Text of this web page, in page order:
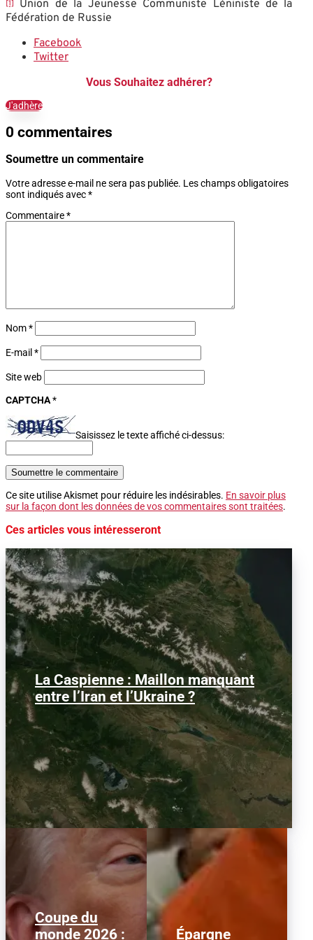
[1]
Union de la Jeunesse Communiste Léniniste de la
Fédération de Russie
Facebook
Twitter
Vous Souhaitez adhérer?
J'adhère
0 commentaires
Soumettre un commentaire
Votre adresse e-mail ne sera pas publiée. Les champs obligatoires
sont indiqués avec*
Commentaire*
Nom*
E-mail *
Site web
CAPTCHA*
Saisissez le texte affiché ci-dessus:
Soumettre le commentaire
Ce site utilise Akismet pour réduire les indésirables. En savoir plus
sur la façon dont les données de vos commentaires sont traitées.
Ces articles vous intéresseront
La Caspienne : Maillon manquant
entre l’Iran et l’Ukraine ?
Samedi 25 juillet 2026, des drones
ukrainiens ont frappé plusieurs cibles
en mer Caspienne, parmi...
Coupe du
monde 2026 :
Épargne